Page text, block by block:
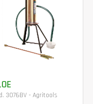
3076BV - Agritools